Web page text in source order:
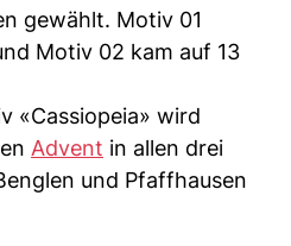
gewählt. Motiv 01
Motiv 02 kam auf 13
«Cassiopeia» wird
Advent in allen drei
und Pfaffhausen